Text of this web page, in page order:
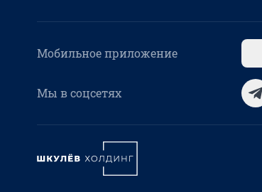
Мобильное приложение
Мы в соцсетях